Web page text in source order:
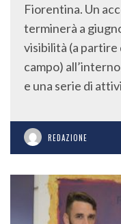
Fiorentina. Un
terminerà a
visibilità (a partire
campo)
e una serie di
REDAZIONE